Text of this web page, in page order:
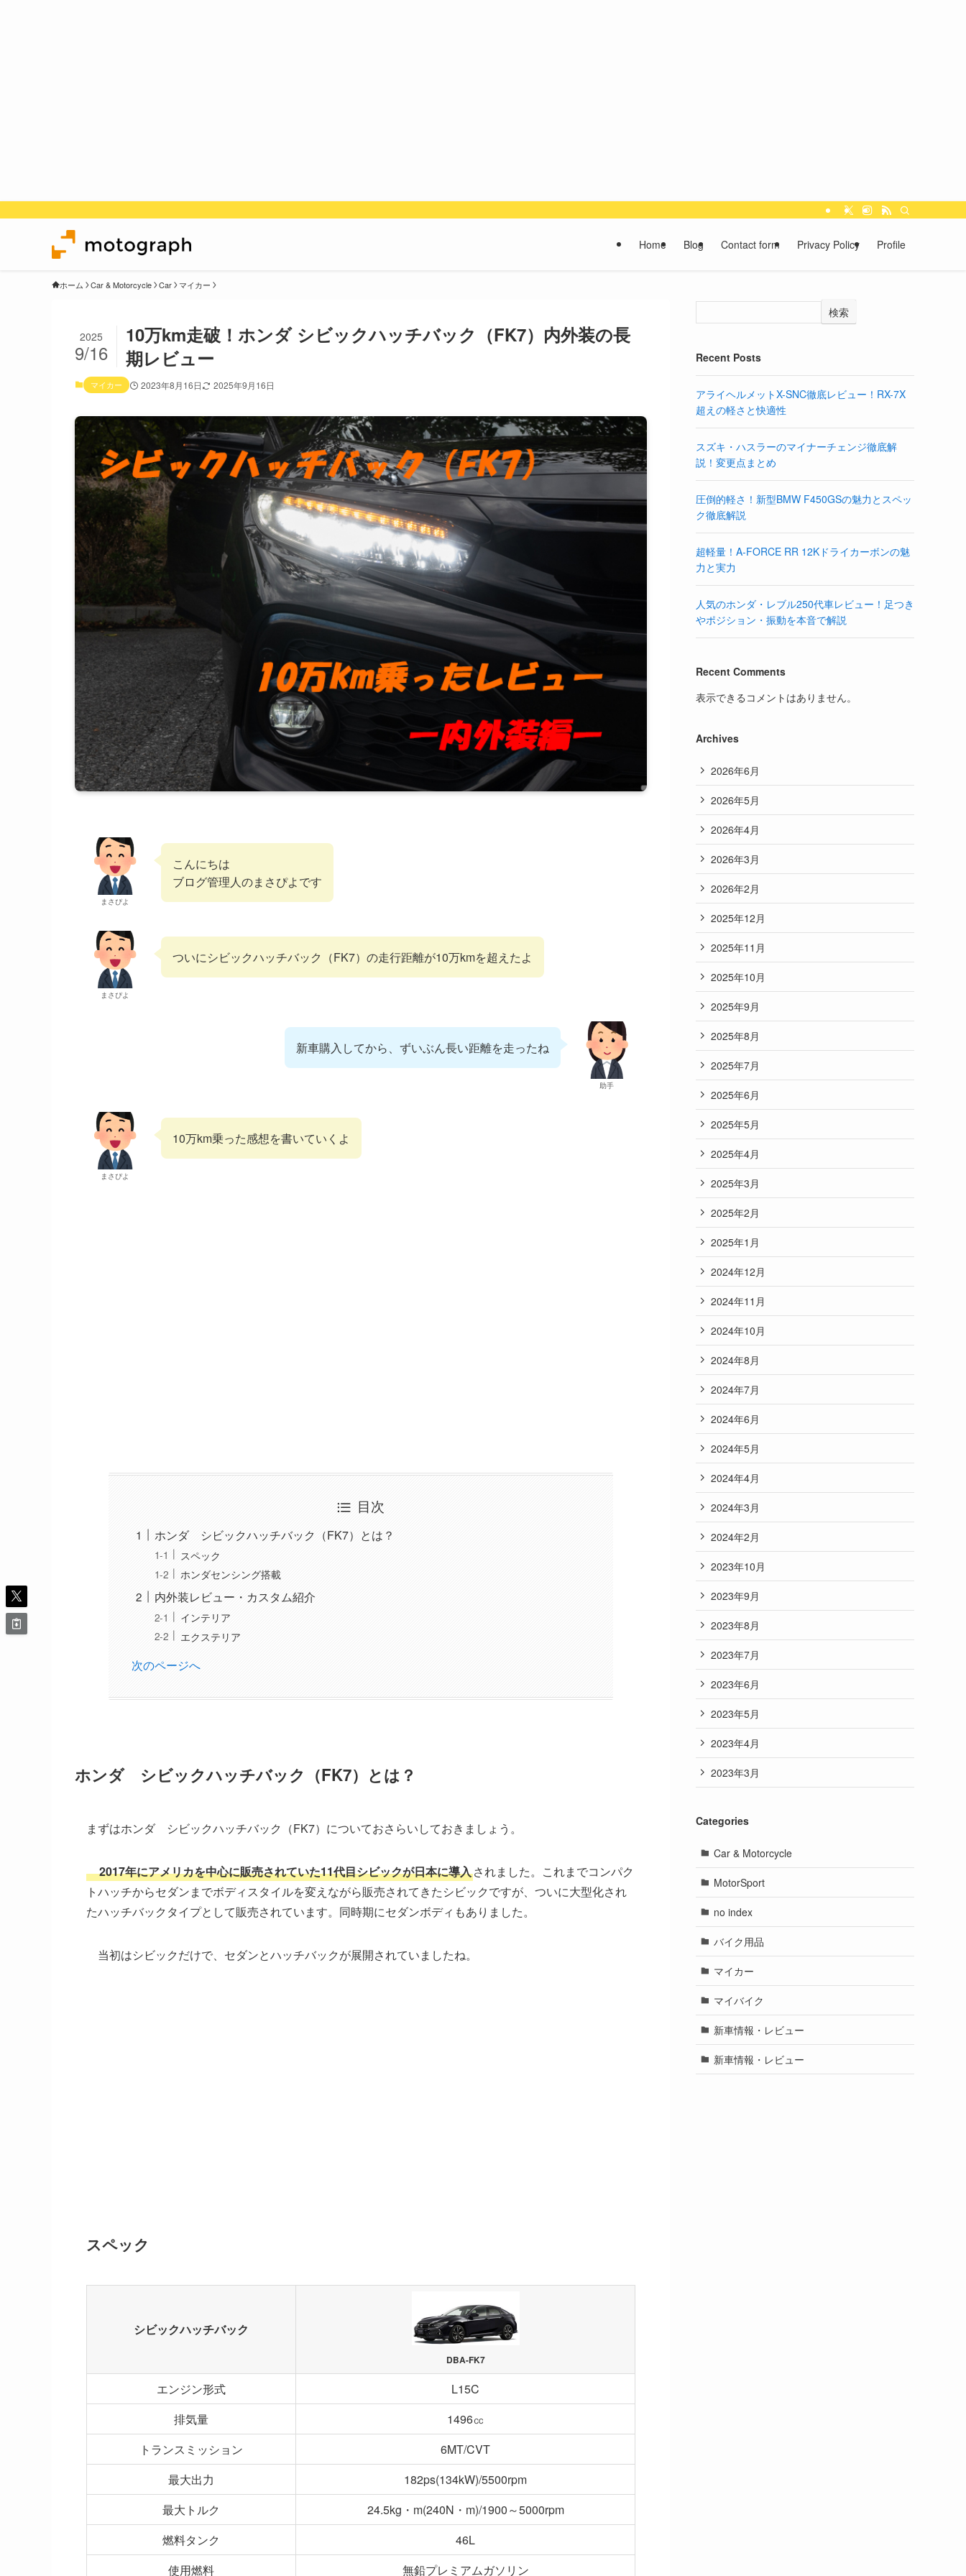
Home Blog Contact form Privacy Policy Profile
ホーム Car & Motorcycle Car マイカー
10万km走破！ホンダ シビックハッチバック（FK7）内外装の長
期レビュー
2025
9/16
マイカー 2023年8月16日 2025年9月16日
まさぴよ
こんにちは
ブログ管理人のまさぴよです
まさぴよ
ついにシビックハッチバック（FK7）の走行距離が10万kmを超えたよ
助手
新車購入してから、ずいぶん長い距離を走ったね
まさぴよ
10万km乗った感想を書いていくよ
目次
ホンダ シビックハッチバック（FK7）とは？
スペック
ホンダセンシング搭載
内外装レビュー・カスタム紹介
インテリア
エクステリア
次のページへ
ホンダ シビックハッチバック（FK7）とは？
まずはホンダ シビックハッチバック（FK7）についておさらいしておきましょう。
2017年にアメリカを中心に販売されていた11代目シビックが日本に導入されました。これまでコンパク
トハッチからセダンまでボディスタイルを変えながら販売されてきたシビックですが、ついに大型化され
たハッチバックタイプとして販売されています。同時期にセダンボディもありました。
当初はシビックだけで、セダンとハッチバックが展開されていましたね。
スペック
シビックハッチバック
DBA-FK7
エンジン形式
L15C
排気量
1496㏄
トランスミッション
6MT/CVT
最大出力
182ps(134kW)/5500rpm
最大トルク
24.5kg・m(240N・m)/1900～5000rpm
燃料タンク
46L
使用燃料
無鉛プレミアムガソリン
検索
Recent Posts
アライヘルメットX-SNC徹底レビュー！RX-7X
超えの軽さと快適性
スズキ・ハスラーのマイナーチェンジ徹底解
説！変更点まとめ
圧倒的軽さ！新型BMW F450GSの魅力とスペッ
ク徹底解説
超軽量！A-FORCE RR 12Kドライカーボンの魅
力と実力
人気のホンダ・レブル250代車レビュー！足つき
やポジション・振動を本音で解説
Recent Comments
表示できるコメントはありません。
Archives
2026年6月
2026年5月
2026年4月
2026年3月
2026年2月
2025年12月
2025年11月
2025年10月
2025年9月
2025年8月
2025年7月
2025年6月
2025年5月
2025年4月
2025年3月
2025年2月
2025年1月
2024年12月
2024年11月
2024年10月
2024年8月
2024年7月
2024年6月
2024年5月
2024年4月
2024年3月
2024年2月
2023年10月
2023年9月
2023年8月
2023年7月
2023年6月
2023年5月
2023年4月
2023年3月
Categories
Car & Motorcycle
MotorSport
no index
バイク用品
マイカー
マイバイク
新車情報・レビュー
新車情報・レビュー